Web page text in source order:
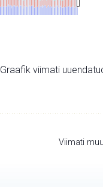
Graafik viimati
Viimati